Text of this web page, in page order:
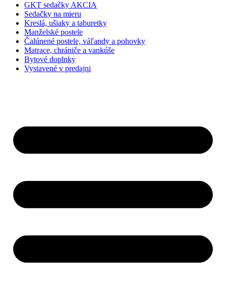
GKT sedačky AKCIA
Sedačky na mieru
Kreslá, ušiaky a taburetky
Manželské postele
Čalúnené postele, váľandy a pohovky
Matrace, chrániče a vankúše
Bytové doplnky
Vystavené v predajni